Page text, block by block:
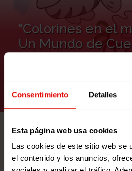
Consentimiento Detalles
Esta página web usa cookies
Las cookies de este sitio web se
el contenido y los anuncios,
"Colorines en el
Un Mundo de